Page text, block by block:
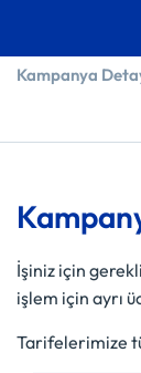
Kampanya
İşiniz için
işlem için ayrı
Tarifelerimize